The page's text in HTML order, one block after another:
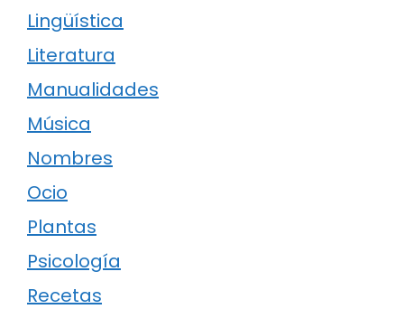
Lingüística
Literatura
Manualidades
Música
Nombres
Ocio
Plantas
Psicología
Recetas